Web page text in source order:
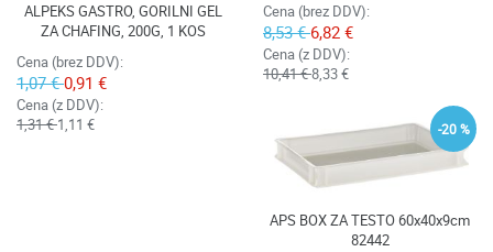
ALPEKS GASTRO, GORILNI GEL
ZA CHAFING, 200G, 1 KOS
Cena (brez DDV):
1,07 €0,91 €
Cena (z DDV):
1,31 €1,11 €
Cena (brez DDV):
8,53 €6,82 €
Cena (z DDV):
10,41 €8,33 €
-20 %
APS BOX ZA TESTO 60x40x9cm
82442